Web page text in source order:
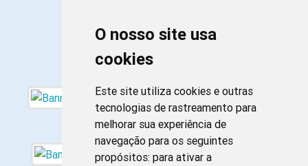
O nosso site usa
cookies
Este site utiliza cookies e outras
tecnologias de rastreamento para
melhorar sua experiência de
navegação para os seguintes
propósitos: para ativar a